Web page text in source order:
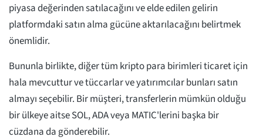
piyasa değerinden satılacağını ve elde edilen gelirin
platformdaki satın alma gücüne aktarılacağını belirtmek
önemlidir.
Bununla birlikte, diğer tüm kripto para birimleri ticaret için
hala mevcuttur ve tüccarlar ve yatırımcılar bunları satın
almayı seçebilir. Bir müşteri, transferlerin mümkün olduğu
bir ülkeye aitse SOL, ADA veya MATIC'lerini başka bir
cüzdana da gönderebilir.